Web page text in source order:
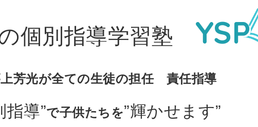
個別指導学習塾 YSP
芳光が​全ての​生徒の​担任 責任指導
指導”で​子供たちを”輝かせます”